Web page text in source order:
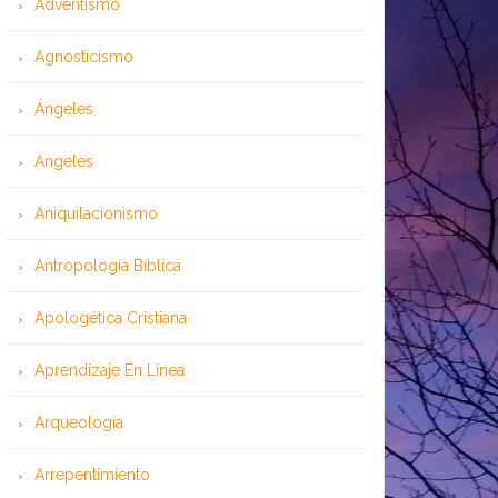
Adventismo
Agnosticismo
Ángeles
Angeles
Aniquilacionismo
Antropología Bíblica
Apologética Cristiana
Aprendizaje En Línea
Arqueología
Arrepentimiento